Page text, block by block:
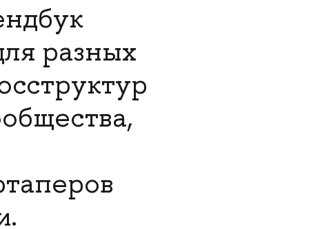
разных